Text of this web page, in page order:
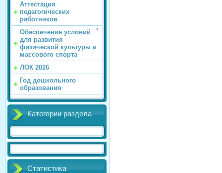
Аттестация
педагогических
работников
Обеспечение условий
для развития
физической культуры и
массового спорта
ЛОК 2026
Год дошкольного
образования
Категории раздела
Статистика